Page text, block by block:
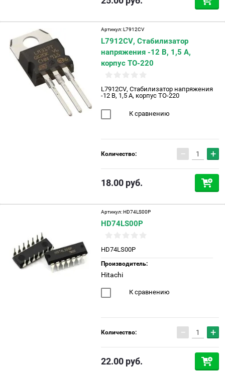
Артикул:L7912CV
L7912CV, Стабилизатор
напряжения -12 В, 1,5 А,
корпус TO-220
L7912CV, Стабилизатор напряжения
-12 В, 1,5 А, корпус TO-220
К сравнению
Количество: − +
18.00 руб.
Артикул:HD74LS00P
HD74LS00P
HD74LS00P
Производитель:
Hitachi
К сравнению
Количество: − +
22.00 руб.